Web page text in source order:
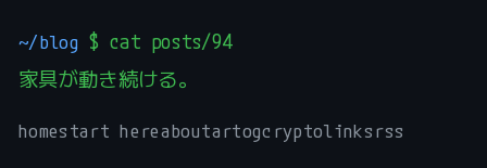
~/blog $ cat posts/94
家具が動き続ける。
homestart hereaboutartogcryptolinksrss